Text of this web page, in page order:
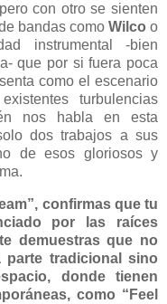
con otro se sienten
bandas como Wilcoo
instrumental -bien
que por si fuera poca
como el escenario
turbulencias
nos habla en esta
dos trabajos a sus
de esos gloriosos y
confirmas que tu
por las raíces
demuestras que no
parte tradicional sino
donde tienen
como “Feel